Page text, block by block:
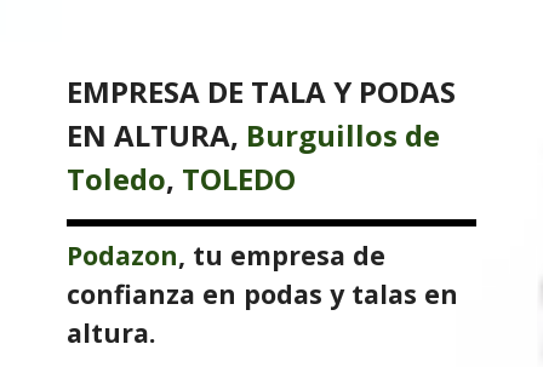
EMPRESA DE TALA Y PODAS
EN ALTURA, Burguillos de
Toledo, TOLEDO
Podazon, tu empresa de
confianza en podas y talas en
altura.